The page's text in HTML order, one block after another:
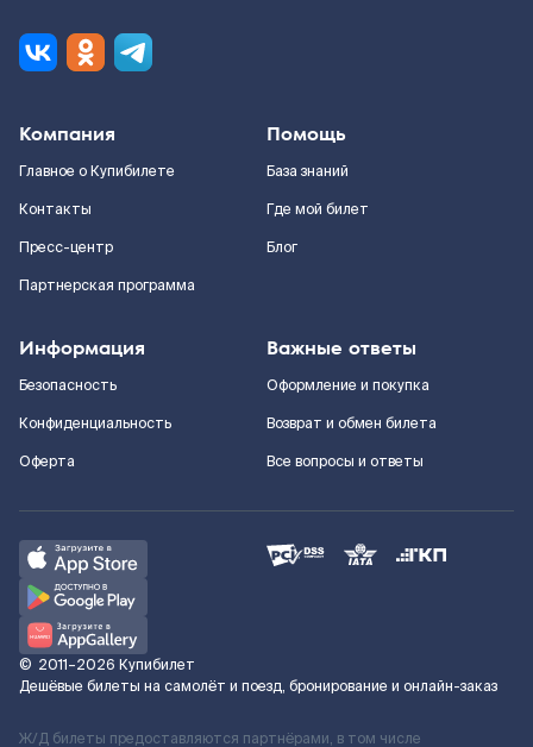
Компания
Главное о Купибилете
Контакты
Пресс-центр
Партнерская программа
Помощь
База знаний
Где мой билет
Блог
Информация
Безопасность
Конфиденциальность
Оферта
Важные ответы
Оформление и покупка
Возврат и обмен билета
Все вопросы и ответы
© 2011–2026 Купибилет
Дешёвые билеты на самолёт и поезд, бронирование и онлайн-заказ
Ж/Д билеты предоставляются партнёрами, в том числе